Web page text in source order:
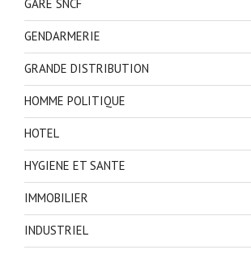
GARE SNCF
GENDARMERIE
GRANDE DISTRIBUTION
HOMME POLITIQUE
HOTEL
HYGIENE ET SANTE
IMMOBILIER
INDUSTRIEL